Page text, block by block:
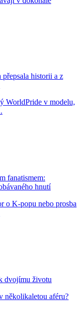
historii a z
WorldPride v modelu,
fanatismem:
hnutí
o K-popu nebo prosba
dvojímu životu
několikaletou aféru?